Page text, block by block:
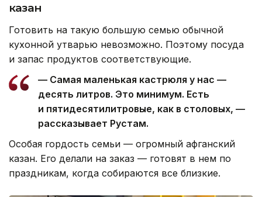
казан
Готовить на такую большую семью обычной
кухонной утварью невозможно. Поэтому посуда
и запас продуктов соответствующие.
— Самая маленькая кастрюля у нас —
десять литров. Это минимум. Есть
и пятидесятилитровые, как в столовых, —
рассказывает Рустам.
Особая гордость семьи — огромный афганский
казан. Его делали на заказ — готовят в нем по
праздникам, когда собираются все близкие.